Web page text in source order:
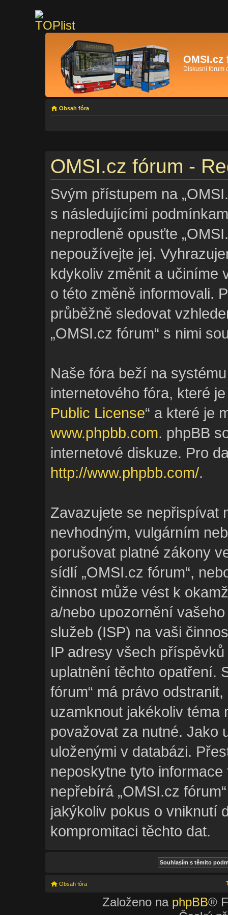
OMSI.cz
Diskusní fórum
Obsah fóra
OMSI.cz fórum -
Svým přístupem na
s následujícími
neprodleně opusťte
nepoužívejte jej.
kdykoliv změnit a učiníme
o této změně informovali.
průběžně sledovat
„OMSI.cz fórum“ s nimi
Naše fóra beží na
internetového fóra, které
Public License“ a které je
www.phpbb.com. phpBB
internetové diskuze. Pro
http://www.phpbb.com/.
Zavazujete se nepřispívat
nevhodným, vulgárním
porušovat platné zákony
sídlí „OMSI.cz fórum“,
činnost může vést k
a/nebo upozornění
služeb (ISP) na vaši
IP adresy všech
uplatnění těchto opatření.
fórum“ má právo
uzamknout jakékoliv téma
považovat za nutné. Jako
uloženými v databázi.
neposkytne tyto
nepřebírá „OMSI.cz
jakýkoliv pokus o vniknutí
kompromitaci těchto dat.
Obsah fóra
Založeno na phpBB®